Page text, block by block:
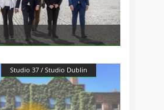
Studio 37 / Studio Dublin